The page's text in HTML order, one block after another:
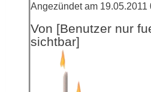
Angezündet am 19.05.2011
Von [Benutzer nur
sichtbar]